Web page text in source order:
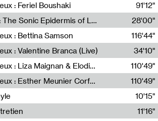
: Feriel Boushaki
91'12"
Radia Show #1112 : The Sonic Epidermis of Lake Léman by Paul Courlet / Guest Slot
28'00"
: Bettina Samson
116'44"
: Valentine Branca (Live)
34'10"
Écouter sans les yeux : Liza Maignan & Elodie Lecat
Lecat
110'49"
Écouter sans les yeux : Esther Meunier Corfdyr
110'49"
10'15"
11'16"